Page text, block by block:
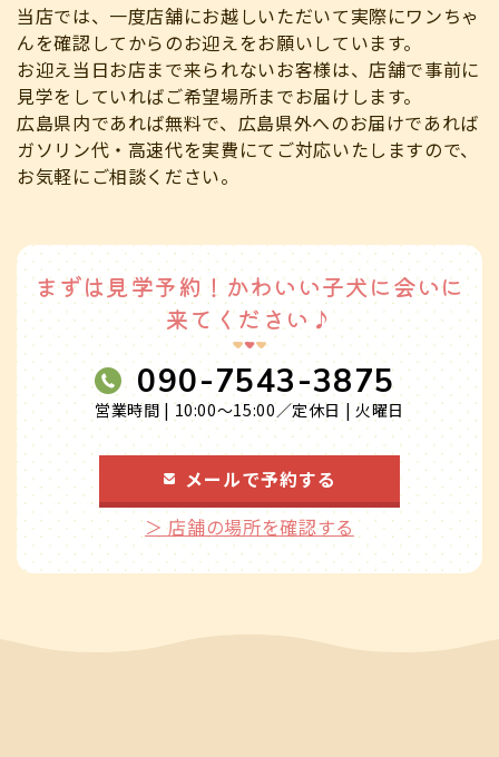
当店では、一度店舗にお越しいただいて実際にワンちゃ
んを確認してからのお迎えをお願いしています。
お迎え当日お店まで来られないお客様は、店舗で事前に
見学をしていればご希望場所までお届けします。
広島県内であれば無料で、広島県外へのお届けであれば
ガソリン代・高速代を実費にてご対応いたしますので、
お気軽にご相談ください。
まずは見学予約！かわいい子犬に会いに
来てください♪
090-7543-3875
営業時間 | 10:00～15:00／定休日 | 火曜日
メールで予約する
＞ 店舗の場所を確認する